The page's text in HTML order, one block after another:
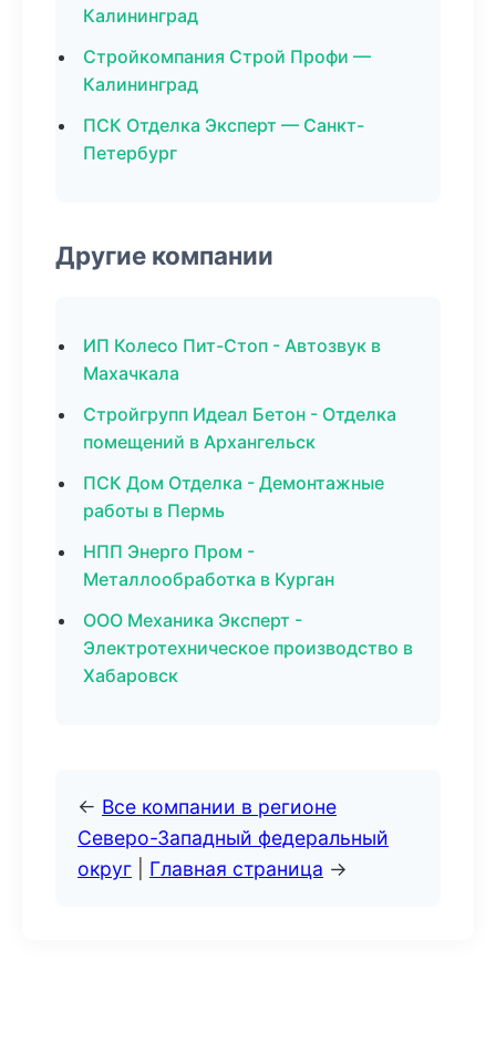
Калининград
Стройкомпания Строй Профи —
Калининград
ПСК Отделка Эксперт — Санкт-
Петербург
Другие компании
ИП Колесо Пит-Стоп - Автозвук в
Махачкала
Стройгрупп Идеал Бетон - Отделка
помещений в Архангельск
ПСК Дом Отделка - Демонтажные
работы в Пермь
НПП Энерго Пром -
Металлообработка в Курган
ООО Механика Эксперт -
Электротехническое производство в
Хабаровск
← Все компании в регионе
Северо-Западный федеральный
округ
Главная страница →